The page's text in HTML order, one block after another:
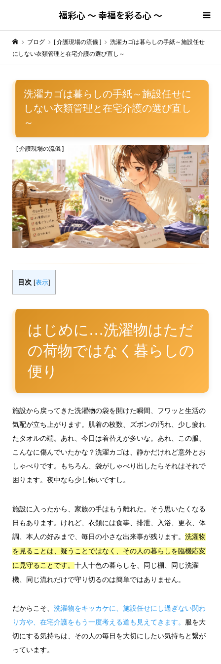
福彩心 ～ 幸福を彩る心 ～
ブログ [ 介護現場の流儀 ]
洗濯カゴは暮らしの手紙～施設任せ
にしない衣類管理と在宅介護の選び直し～
洗濯カゴは暮らしの手紙～施設任せに
しない衣類管理と在宅介護の選び直し
～
[ 介護現場の流儀 ]
目次 [表示]
はじめに…洗濯物はただ
の荷物ではなく暮らしの
便り
施設から戻ってきた洗濯物の袋を開けた瞬間、フワッと生活の
気配が立ち上がります。肌着の枚数、ズボンの汚れ、少し疲れ
たタオルの端。あれ、今日は着替えが多いな。あれ、この服、
こんなに傷んでいたかな？洗濯カゴは、静かだけれど意外とお
しゃべりです。もちろん、袋がしゃべり出したらそれはそれで
困ります。夜中なら少し怖いですし。
施設に入ったから、家族の手はもう離れた。そう思いたくなる
日もあります。けれど、衣類には食事、排泄、入浴、更衣、体
調、本人の好みまで、毎日の小さな出来事が残ります。 洗濯物
を見ることは、疑うことではなく、その人の暮らしを臨機応変
に見守ることです。 十人十色の暮らしを、同じ棚、同じ洗濯
機、同じ流れだけで守り切るのは簡単ではありません。
だからこそ、 洗濯物をキッカケに、施設任せにし過ぎない関わ
り方や、在宅介護をもう一度考える道も見えてきます。 服を大
切にする気持ちは、その人の毎日を大切にしたい気持ちと繋が
っています。